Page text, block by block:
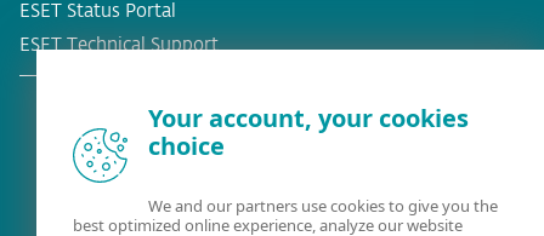
ESET Status Portal
ESET Technical Support
Olemasolev klient?
Your account, your cookies
choice
We and our partners use cookies to give you the
best optimized online experience, analyze our website